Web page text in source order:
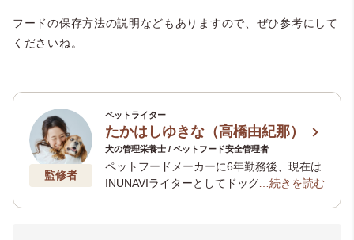
フードの保存方法の説明などもありますので、ぜひ参考にして
くださいね。
監修者
ペットライター
たかはしゆきな（高橋由紀那）
犬の管理栄養士 / ペットフード安全管理者
ペットフードメーカーに6年勤務後、現在は
INUNAVIライターとしてドッグフードを中
…続きを読む